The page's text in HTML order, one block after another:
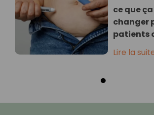
ce que
changer
patients
Lire la